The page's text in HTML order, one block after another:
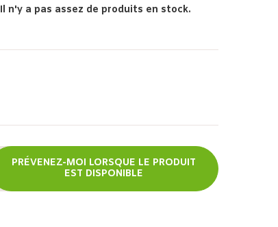
Il n'y a pas assez de produits en stock.
PRÉVENEZ-MOI LORSQUE LE PRODUIT
EST DISPONIBLE